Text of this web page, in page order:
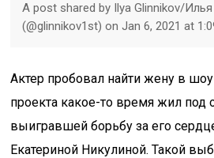
A post shared by Ilya Glinnikov/
(@glinnikov1st) on Jan 6, 2021 at
Актер пробовал найти жену в
проекта какое-то время жил
выигравшей борьбу за его
Екатериной Никулиной. Такой